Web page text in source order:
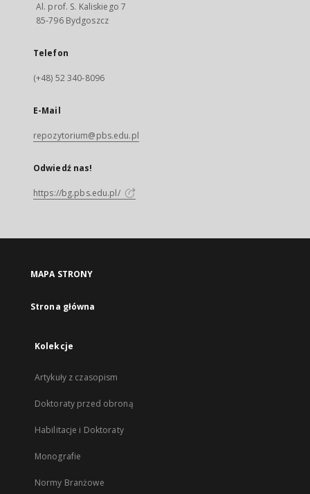
Al. prof. S. Kaliskiego 7
85-796 Bydgoszcz
Telefon
(+48) 52 340-8096
E-Mail
repozytorium@pbs.edu.pl
Odwiedź nas!
https://bg.pbs.edu.pl/
MAPA STRONY
Strona główna
Kolekcje
Artykuły z czasopism
Doktoraty przed obroną
Habilitacje i Doktoraty
Monografie
Normy Branżowe